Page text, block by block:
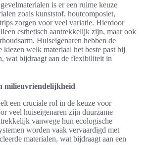
is er een ruime keuze
zoals kunststof, houtcomposiet,
zorgen voor veel variatie. Hierdoor
esthetisch aantrekkelijk zijn, maar ook
Huiseigenaren hebben de
welk materiaal het beste past bij
wat bijdraagt aan de flexibiliteit in
milieuvriendelijkheid
een cruciale rol in de keuze voor
veel huiseigenaren zijn duurzame
vanwege hun ecologische
worden vaak vervaardigd met
materialen, wat bijdraagt aan een